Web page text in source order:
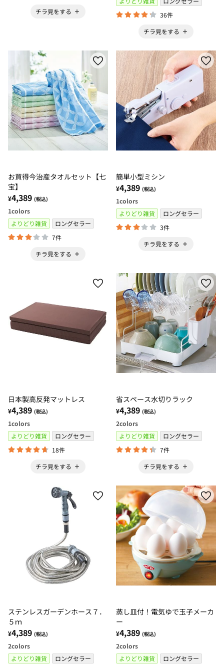
チラ見をする
36件
チラ見をする
お買得今治産タオルセット【七
宝】
¥4,389 (税込)
1colors
よりどり雑貨
ロングセラー
7件
チラ見をする
簡単小型ミシン
¥4,389 (税込)
1colors
よりどり雑貨
ロングセラー
3件
チラ見をする
日本製高反発マットレス
¥4,389 (税込)
1colors
よりどり雑貨
ロングセラー
18件
チラ見をする
省スペース水切りラック
¥4,389 (税込)
2colors
よりどり雑貨
ロングセラー
7件
チラ見をする
ステンレスガーデンホース７．
５ｍ
¥4,389 (税込)
2colors
よりどり雑貨
ロングセラー
蒸し皿付！電気ゆで玉子メーカ
ー
¥4,389 (税込)
2colors
よりどり雑貨
ロングセラー